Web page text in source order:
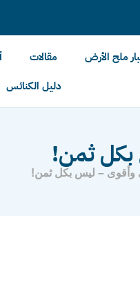
ملح الأرض مقالات
دليل الكنائس
بكل ثمن!
وأقوى – ليس بكل ثمن!